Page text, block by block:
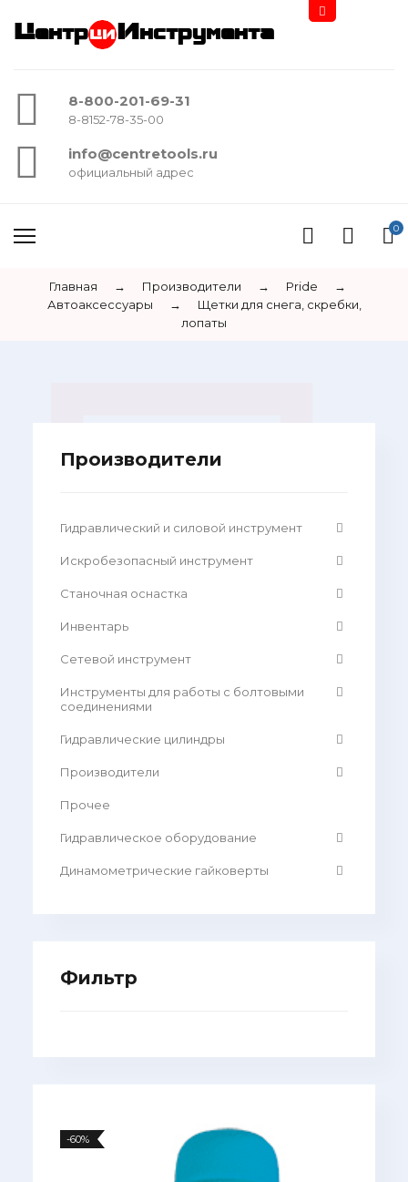
Центр Инструмента
8-800-201-69-31
8-8152-78-35-00
info@centretools.ru
официальный адрес
0
Главная → Производители → Pride
→
Автоаксессуары
→
Щетки для снега, скребки,
лопаты
Производители
Гидравлический и силовой инструмент
Искробезопасный инструмент
Станочная оснастка
Инвентарь
Сетевой инструмент
Инструменты для работы с болтовыми
соединениями
Гидравлические цилиндры
Производители
Прочее
Гидравлическое оборудование
Динамометрические гайковерты
Фильтр
-60%